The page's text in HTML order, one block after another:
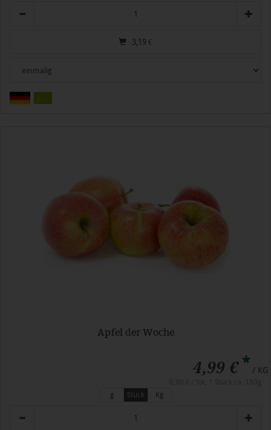
3,19 €
Apfel der Woche
4,99 €* / KG
g
Stück Kg